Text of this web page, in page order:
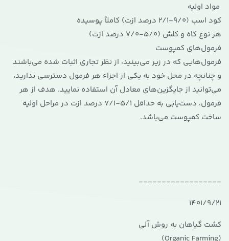
مواد اولیه
کود اسب (9/0-2/1 درصد ازت) کاملاً پوسیده
هر نوع کاه و کلش (5/0-7/0 درصد ازت)
فرمول‌های کمپوست
فرمول‌هایی که در زیر می‌بینید، از نظر تجاری اثبات شده می‌باشند
و چنانچه در محل خود به یکی از اجزاء هر فرمول دسترسی ندارید،
می‌توانید از جایگزین‌های معادل آن استفاده نمایید. هدف از هر
فرمول، دست‌یابی به حداقل 5/1-7/1 درصد ازت در مراحل اولیه
ساخت کمپوست می‌باشد.
------------------
1401/9/21
کشت گیاهان به روش آلی